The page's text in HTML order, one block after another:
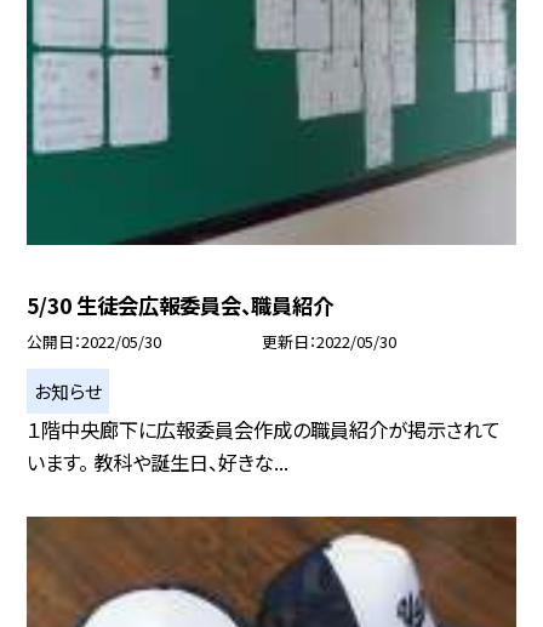
5/30 生徒会広報委員会、職員紹介
公開日 2022/05/30 更新日 2022/05/30
お知らせ
１階中央廊下に広報委員会作成の職員紹介が掲示されて
います。 教科や誕生日、好きな...